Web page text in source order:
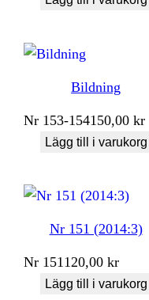
Bildning
Nr 153-154150,00kr
Lägg till i varukorg
Nr 151 (2014:3)
Nr 151 120,00kr
Lägg till i varukorg